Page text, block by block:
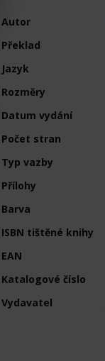
Autor
Překlad
Jazyk
Rozměry
Datum vydání
Počet stran
Typ vazby
Přílohy
Barva
ISBN tištěné knihy
EAN
Katalogové číslo
Vydavatel